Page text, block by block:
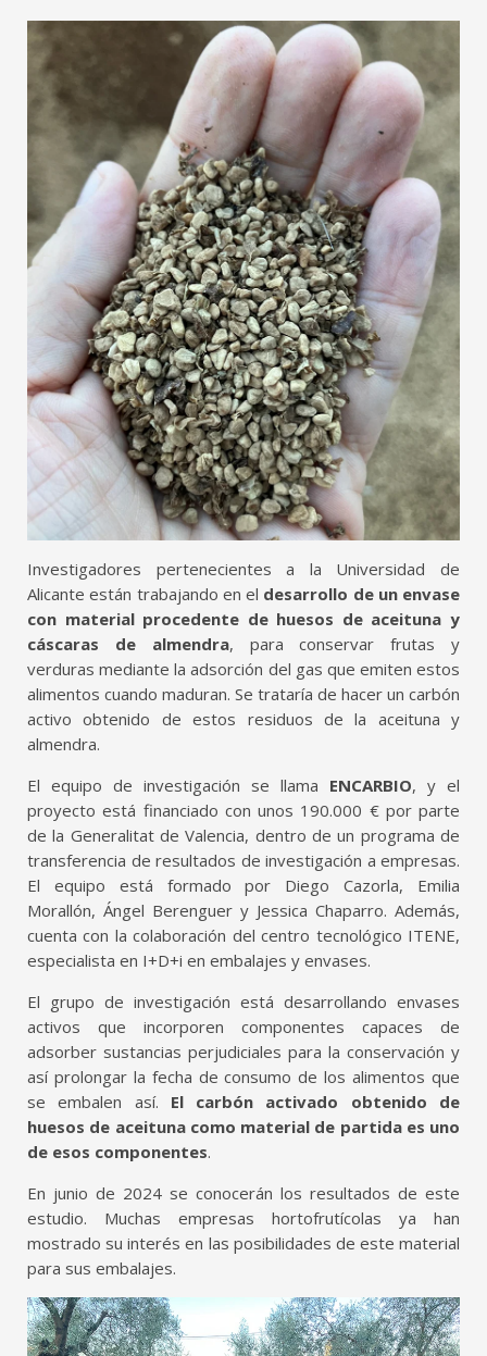
Investigadores pertenecientes a la Universidad de
Alicante están trabajando en el desarrollo de un envase
con material procedente de huesos de aceituna y
cáscaras de almendra, para conservar frutas y
verduras mediante la adsorción del gas que emiten estos
alimentos cuando maduran. Se trataría de hacer un carbón
activo obtenido de estos residuos de la aceituna y
almendra.
El equipo de investigación se llama ENCARBIO, y el
proyecto está financiado con unos 190.000 € por parte
de la Generalitat de Valencia, dentro de un programa de
transferencia de resultados de investigación a empresas.
El equipo está formado por Diego Cazorla, Emilia
Morallón, Ángel Berenguer y Jessica Chaparro. Además,
cuenta con la colaboración del centro tecnológico ITENE,
especialista en I+D+i en embalajes y envases.
El grupo de investigación está desarrollando envases
activos que incorporen componentes capaces de
adsorber sustancias perjudiciales para la conservación y
así prolongar la fecha de consumo de los alimentos que
se embalen así. El carbón activado obtenido de
huesos de aceituna como material de partida es uno
de esos componentes.
En junio de 2024 se conocerán los resultados de este
estudio. Muchas empresas hortofrutícolas ya han
mostrado su interés en las posibilidades de este material
para sus embalajes.